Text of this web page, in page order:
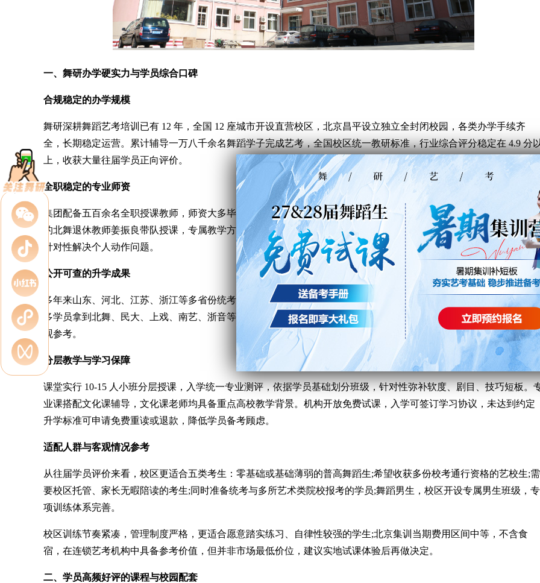
一、舞研办学硬实力与学员综合口碑
合规稳定的办学规模
舞研深耕舞蹈艺考培训 已有 12 年，全国 12 座城市开设直营校区，北京昌平设立独立全封闭校园，各类办学手续齐
全，长期稳定运营。累计辅导一万八千余名舞蹈学子完成艺考，全国校区统一教研标准，行业综合评分稳定在 4.9 分
上，收获大量往届学员正向评价。
全职稳定的专业师资
集团配备五百余名全职授课教师，师资大多毕业于北舞、民大、军艺等专业院校。毯技课程由拥有四十余年教学经历
的北舞退休教师姜振良带队授课，专属教学方式经过多年打磨，无兼职代课情况，不少学员表示授课老师教学细致，
针对性解决个人动作问题。
公开可查的升学成果
多年来山东、河北、江苏、浙江等多省份统考均有大量学员取得不错位次，参训学员均可达到统考合格线;每年都有众
多学员拿到北舞、民大、上戏、南艺、浙音等院校校考通行资格，历年升学榜单对外公示，往届学员的录取经历可直
观参考。
分层教学与学习保障
课堂实行 10-15 人小班分层授课，入学统一专业测评，依据学员基础划分班级，针对性弥补软度、剧目、技巧短板。
业课搭配文化课辅导，文化课老师均具备重点高校教学背景。机构开放免费试课，入学可签订学习协议，未达到约定
升学标准可申请免费重读或退款，降低学员备考顾虑。
适配人群与客观情况参考
从往届学员评价来看，校区更适合五类考生：零基础或基础薄弱的普高舞蹈生;希望收获多份校考通行资格的艺校生;需
要校区托管、家长无暇陪读的考生;同时准备统考与多所艺术类院校报考的学员;舞蹈男生，校区开设专属男生班级，专
项训练体系完善。
校区训练节奏紧凑，管理制度严格，更适合愿意踏实练习、自律性较强的学生;北京集训当期费用区间中等，不含食
宿，在连锁艺考机构中具备参考价值，但并非市场最低价位，建议实地试课体验后再做决定。
二、学员高频好评的课程与校园配套